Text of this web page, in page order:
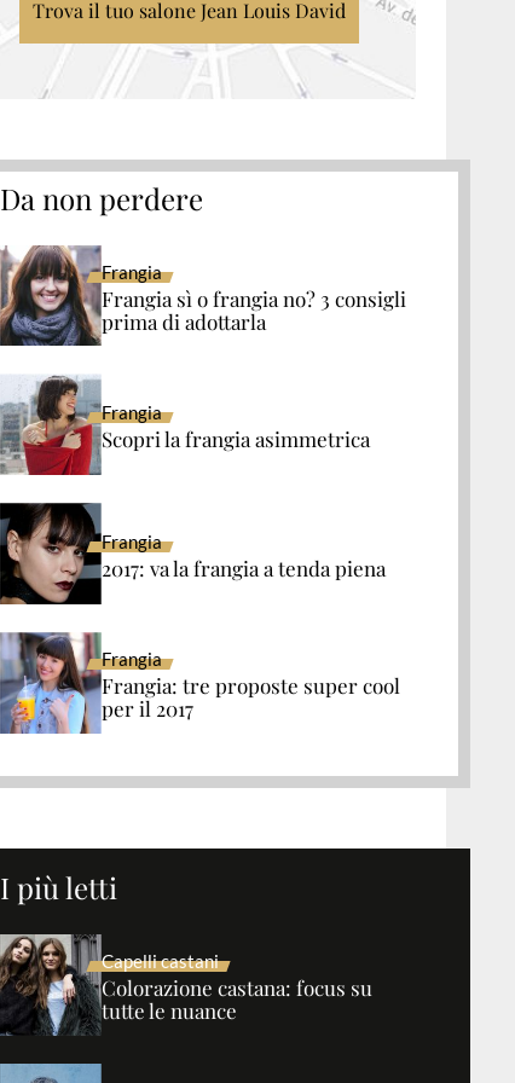
Trova il tuo salone Jean Louis David
Da non perdere
Frangia
Frangia sì o frangia no? 3 consigli
prima di adottarla
Frangia
Scopri la frangia asimmetrica
Frangia
2017: va la frangia a tenda piena
Frangia
Frangia: tre proposte super cool
per il 2017
I più letti
Capelli castani
Colorazione castana: focus su
tutte le nuance